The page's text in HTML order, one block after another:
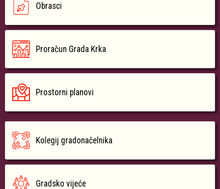
Obrasci
Proračun Grada Krka
Prostorni planovi
Kolegij gradonačelnika
Gradsko vijeće